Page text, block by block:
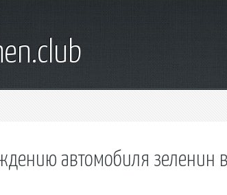
автомобиля зеленин